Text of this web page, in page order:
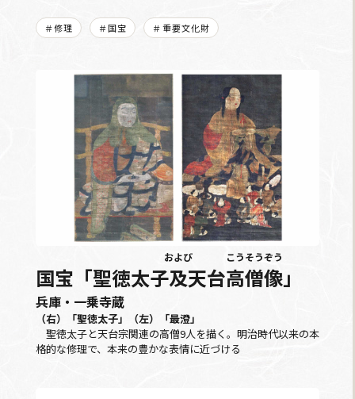
＃修理 ＃国宝 ＃重要文化財
国宝「聖徳太子及
および
天台高僧像
こうそうぞう
」
兵庫・一乗寺蔵
（右）「聖徳太子」（左）「最澄」
聖徳太子と天台宗関連の高僧9人を描く。明治時代以来の本
格的な修理で、本来の豊かな表情に近づける